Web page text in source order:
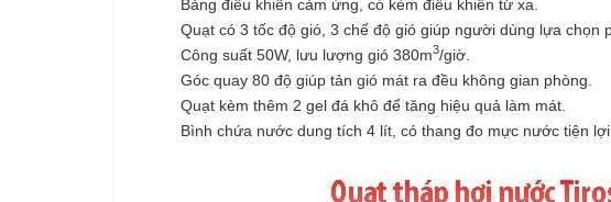
Bảng điều khiển cảm ứng, có kèm điều khiển từ xa.
Quạt có 3 tốc độ gió, 3 chế độ gió giúp người dùng lựa chọn
Công suất 50W, lưu lượng gió 380m3/giờ.
Góc quay 80 độ giúp tản gió mát ra đều không gian phòng.
Quạt kèm thêm 2 gel đá khô để tăng hiệu quả làm mát.
Bình chứa nước dung tích 4 lít, có thang đo mực nước tiện lợi.